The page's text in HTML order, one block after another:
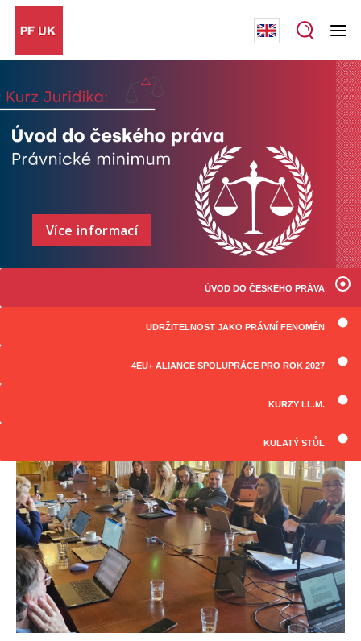
ÚVOD DO ČESKÉHO PRÁVA
UDRŽITELNOST JAKO PRÁVNÍ FENOMÉN
4EU+ ALIANCE SPOLUPRÁCE PRO ROK 2027
KURZY LL.M.
KULATÝ STŮL
Více informací
Všechny články